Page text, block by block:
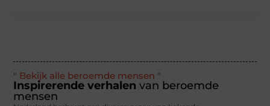
" Bekijk alle beroemde mensen "
Inspirerende verhalen van beroemde
mensen